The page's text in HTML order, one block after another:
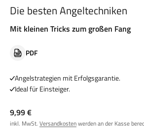
Die besten Angeltechniken
Mit kleinen Tricks zum großen Fang
PDF
Angelstrategien mit Erfolgsgarantie.
Ideal für Einsteiger.
Angebot
9,99 €
inkl. MwSt. Versandkostenwerden an der Kasse